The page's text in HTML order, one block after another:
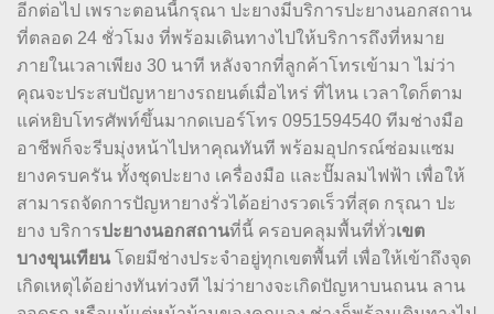
อีกต่อไป เพราะตอนนี้กรุณา ปะยางมีบริการปะยางนอกสถาน
ที่ตลอด 24 ชั่วโมง ที่พร้อมเดินทางไปให้บริการถึงที่หมาย
ภายในเวลาเพียง 30 นาที หลังจากที่ลูกค้าโทรเข้ามา ไม่ว่า
คุณจะประสบปัญหายางรถยนต์เมื่อไหร่ ที่ไหน เวลาใดก็ตาม
แค่หยิบโทรศัพท์ขึ้นมากดเบอร์โทร 0951594540 ทีมช่างมือ
อาชีพก็จะรีบมุ่งหน้าไปหาคุณทันที พร้อมอุปกรณ์ซ่อมแซม
ยางครบครัน ทั้งชุดปะยาง เครื่องมือ และปั๊มลมไฟฟ้า เพื่อให้
สามารถจัดการปัญหายางรั่วได้อย่างรวดเร็วที่สุด กรุณา ปะ
ยาง บริการปะยางนอกสถานที่นี้ ครอบคลุมพื้นที่ทั่วเขต
บางขุนเทียน โดยมีช่างประจำอยู่ทุกเขตพื้นที่ เพื่อให้เข้าถึงจุด
เกิดเหตุได้อย่างทันท่วงที ไม่ว่ายางจะเกิดปัญหาบนถนน ลาน